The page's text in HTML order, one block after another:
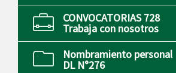
CONVOCATORIAS 728
Trabaja con nosotros
Nombramiento personal
DL N°276